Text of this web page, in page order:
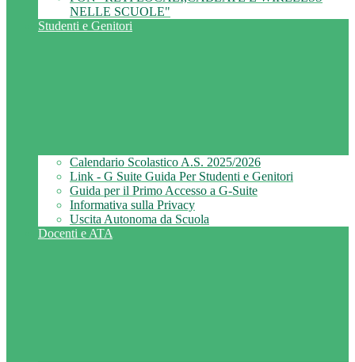
NELLE SCUOLE"
Studenti e Genitori
Calendario Scolastico A.S. 2025/2026
Link - G Suite Guida Per Studenti e Genitori
Guida per il Primo Accesso a G-Suite
Informativa sulla Privacy
Uscita Autonoma da Scuola
Docenti e ATA